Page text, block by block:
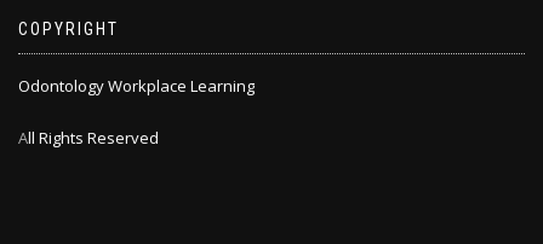
COPYRIGHT
Odontology Workplace Learning
All Rights Reserved